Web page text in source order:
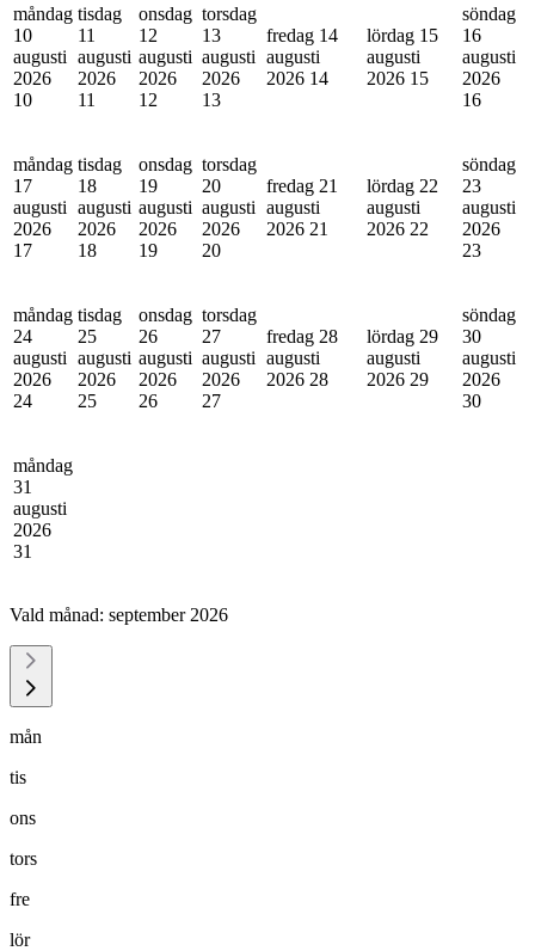
måndag
10
augusti
2026
10
tisdag
11
augusti
2026
11
onsdag
12
augusti
2026
12
torsdag
13
augusti
2026
13
fredag 14
augusti
2026 14
lördag 15
augusti
2026 15
söndag
16
augusti
2026
16
måndag
17
augusti
2026
17
tisdag
18
augusti
2026
18
onsdag
19
augusti
2026
19
torsdag
20
augusti
2026
20
fredag 21
augusti
2026 21
lördag 22
augusti
2026 22
söndag
23
augusti
2026
23
måndag
24
augusti
2026
24
tisdag
25
augusti
2026
25
onsdag
26
augusti
2026
26
torsdag
27
augusti
2026
27
fredag 28
augusti
2026 28
lördag 29
augusti
2026 29
söndag
30
augusti
2026
30
måndag
31
augusti
2026
31
Vald månad: september 2026
mån
tis
ons
tors
fre
lör